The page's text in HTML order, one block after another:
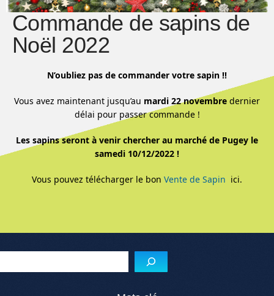
Commande de sapins de
Noël 2022
N’oubliez pas de commander votre sapin !!
Vous avez maintenant jusqu’au mardi 22 novembre dernier
délai pour passer commande !
Les sapins seront à venir chercher au marché de Pugey le
samedi 10/12/2022 !
Vous pouvez télécharger le bon Vente de Sapin ici.
Menu de l'article